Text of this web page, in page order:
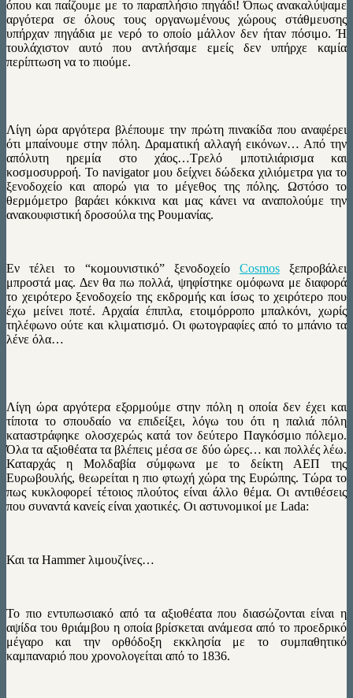
όπου και παίζουμε με το παραπλήσιο πηγάδι! Όπως ανακαλύψαμε
αργότερα σε όλους τους οργανωμένους χώρους στάθμευσης
υπήρχαν πηγάδια με νερό το οποίο μάλλον δεν ήταν πόσιμο. Ή
τουλάχιστον αυτό που αντλήσαμε εμείς δεν υπήρχε καμία
περίπτωση να το πιούμε.
Λίγη ώρα αργότερα βλέπουμε την πρώτη πινακίδα που αναφέρει
ότι μπαίνουμε στην πόλη. Δραματική αλλαγή εικόνων… Από την
απόλυτη ηρεμία στο χάος…Τρελό μποτιλιάρισμα και
κοσμοσυρροή. Το navigator μου δείχνει δώδεκα χιλιόμετρα για το
ξενοδοχείο και απορώ για το μέγεθος της πόλης. Ωστόσο το
θερμόμετρο βαράει κόκκινα και μας κάνει να αναπολούμε την
ανακουφιστική δροσούλα της Ρουμανίας.
Εν τέλει το “κομουνιστικό” ξενοδοχείο Cosmosξεπροβάλει
μπροστά μας. Δεν θα πω πολλά, ψηφίστηκε ομόφωνα με διαφορά
το χειρότερο ξενοδοχείο της εκδρομής και ίσως το χειρότερο που
έχω μείνει ποτέ. Αρχαία έπιπλα, ετοιμόρροπο μπαλκόνι, χωρίς
τηλέφωνο ούτε και κλιματισμό. Οι φωτογραφίες από το μπάνιο τα
λένε όλα…
Λίγη ώρα αργότερα εξορμούμε στην πόλη η οποία δεν έχει και
τίποτα το σπουδαίο να επιδείξει, λόγω του ότι η παλιά πόλη
καταστράφηκε ολοσχερώς κατά τον δεύτερο Παγκόσμιο πόλεμο.
Όλα τα αξιοθέατα τα βλέπεις μέσα σε δύο ώρες… και πολλές λέω.
Καταρχάς η Μολδαβία σύμφωνα με το δείκτη ΑΕΠ της
Ευρωβουλής, θεωρείται η πιο φτωχή χώρα της Ευρώπης. Τώρα το
πως κυκλοφορεί τέτοιος πλούτος είναι άλλο θέμα. Οι αντιθέσεις
που συναντά κανείς είναι χαοτικές. Οι αστυνομικοί με Lada:
Και τα Hammer λιμουζίνες…
Το πιο εντυπωσιακό από τα αξιοθέατα που διασώζονται είναι η
αψίδα του θριάμβου η οποία βρίσκεται ανάμεσα από το προεδρικό
μέγαρο και την ορθόδοξη εκκλησία με το συμπαθητικό
καμπαναριό που χρονολογείται από το 1836.